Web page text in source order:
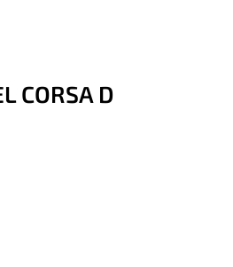
CORSA D